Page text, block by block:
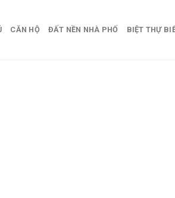
CĂN HỘ ĐẤT NỀN NHÀ PHỐ BIỆT THỰ